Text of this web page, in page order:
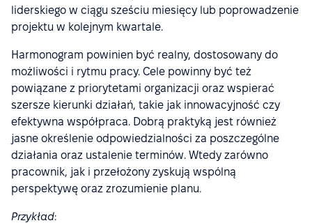
liderskiego w ciągu sześciu miesięcy lub poprowadzenie
projektu w kolejnym kwartale.
Harmonogram powinien być realny, dostosowany do
możliwości i rytmu pracy. Cele powinny być też
powiązane z priorytetami organizacji oraz wspierać
szersze kierunki działań, takie jak innowacyjność czy
efektywna współpraca. Dobrą praktyką jest również
jasne określenie odpowiedzialności za poszczególne
działania oraz ustalenie terminów. Wtedy zarówno
pracownik, jak i przełożony zyskują wspólną
perspektywę oraz zrozumienie planu.
Przykład: